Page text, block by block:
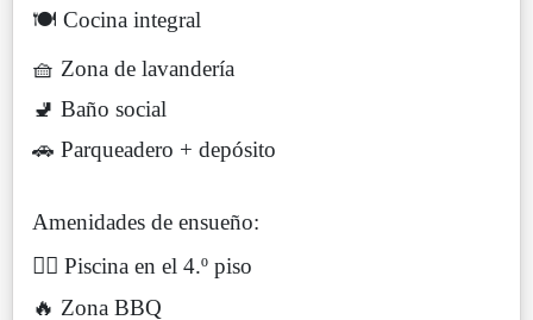
🍽️ Cocina integral
🧺 Zona de lavandería
🚽 Baño social
🚗 Parqueadero + depósito
Amenidades de ensueño:
🏊‍♂️ Piscina en el 4.º piso
🔥 Zona BBQ